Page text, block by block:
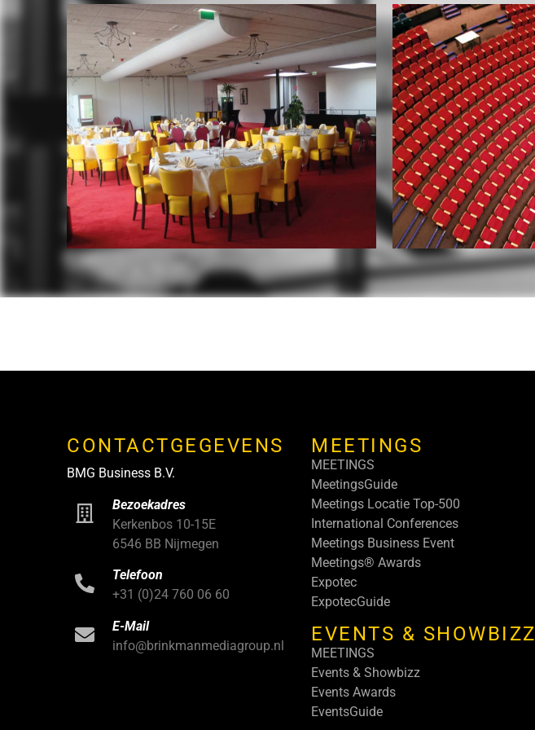
CONTACTGEGEVENS
BMG Business B.V.
Bezoekadres
Kerkenbos 10-15E
6546 BB Nijmegen
Telefoon
+31 (0)24 760 06 60
E-Mail
info@brinkmanmediagroup.nl
MEETINGS
MEETINGS
MeetingsGuide
Meetings Locatie Top-500
International Conferences
Meetings Business Event
Meetings® Awards
Expotec
ExpotecGuide
EVENTS & SHOWBIZZ
MEETINGS
Events & Showbizz
Events Awards
EventsGuide